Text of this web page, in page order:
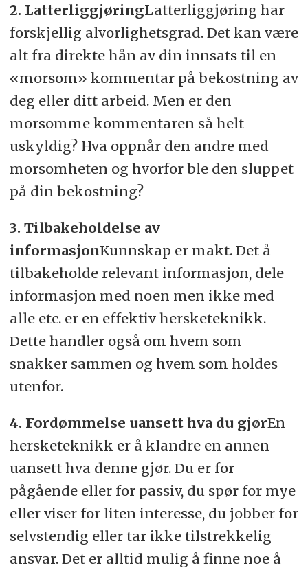
2. LatterliggjøringLatterliggjøring har
forskjellig alvorlighetsgrad. Det kan være
alt fra direkte hån av din innsats til en
«morsom» kommentar på bekostning av
deg eller ditt arbeid. Men er den
morsomme kommentaren så helt
uskyldig? Hva oppnår den andre med
morsomheten og hvorfor ble den sluppet
på din bekostning?
3. Tilbakeholdelse av
informasjonKunnskap er makt. Det å
tilbakeholde relevant informasjon, dele
informasjon med noen men ikke med
alle etc. er en effektiv hersketeknikk.
Dette handler også om hvem som
snakker sammen og hvem som holdes
utenfor.
4. Fordømmelse uansett hva du gjørEn
hersketeknikk er å klandre en annen
uansett hva denne gjør. Du er for
pågående eller for passiv, du spør for mye
eller viser for liten interesse, du jobber for
selvstendig eller tar ikke tilstrekkelig
ansvar. Det er alltid mulig å finne noe å